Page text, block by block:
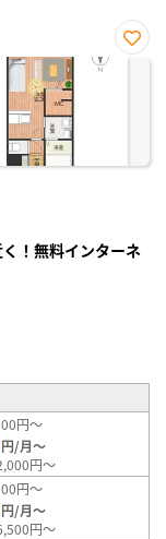
お気
！無料インターネ
円～
円/月～
円～
円～
円/月～
円～